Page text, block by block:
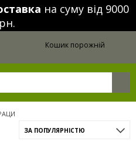
на суму від 9000
Кошик порожній
ЗА ПОПУЛЯРНІСТЮ